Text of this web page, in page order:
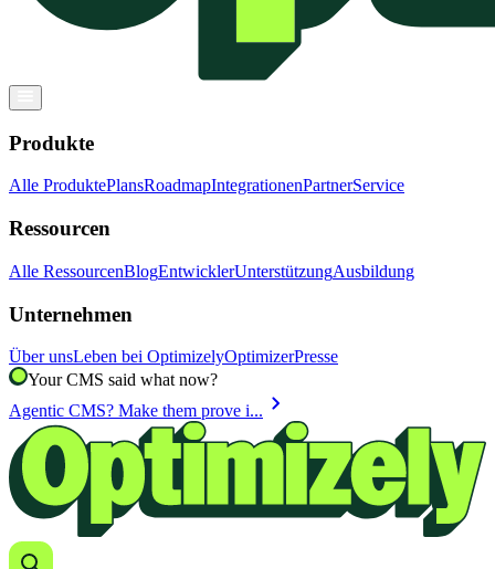
Produkte
Alle ProduktePlansRoadmapIntegrationenPartnerService
Ressourcen
Alle RessourcenBlogEntwicklerUnterstützungAusbildung
Unternehmen
Über unsLeben bei OptimizelyOptimizerPresse
Your CMS said what now?
Agentic CMS? Make them prove i... chevron_right